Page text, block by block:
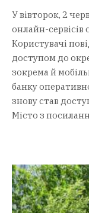
У вівторок, 2
онлайн-сервісів
Користувачі
доступом до
зокрема й
банку
знову став
Місто з